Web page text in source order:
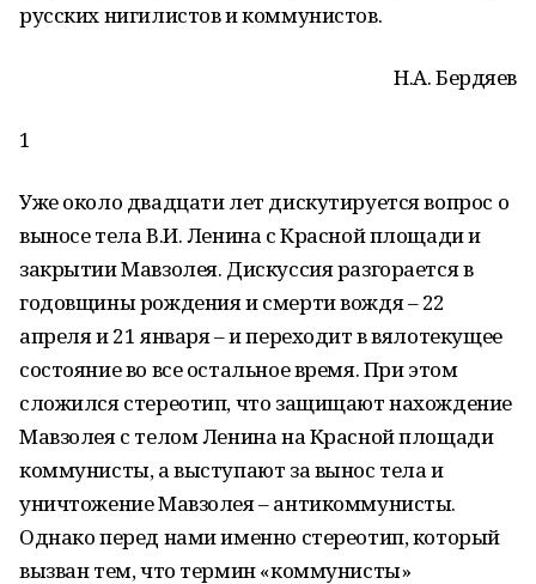
русских нигилистов и коммунистов.
Н.А. Бердяев
1
Уже около двадцати лет дискутируется вопрос о
выносе тела В.И. Ленина с Красной площади и
закрытии Мавзолея. Дискуссия разгорается в
годовщины рождения и смерти вождя – 22
апреля и 21 января – и переходит в вялотекущее
состояние во все остальное время. При этом
сложился стереотип, что защищают нахождение
Мавзолея с телом Ленина на Красной площади
коммунисты, а выступают за вынос тела и
уничтожение Мавзолея – антикоммунисты.
Однако перед нами именно стереотип, который
вызван тем, что термин «коммунисты»